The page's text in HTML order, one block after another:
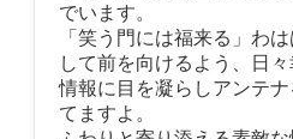
でいます。
「笑う門には福来る」わ
して前を向けるよう、日
情報に目を凝らしアンテ
てますよ。